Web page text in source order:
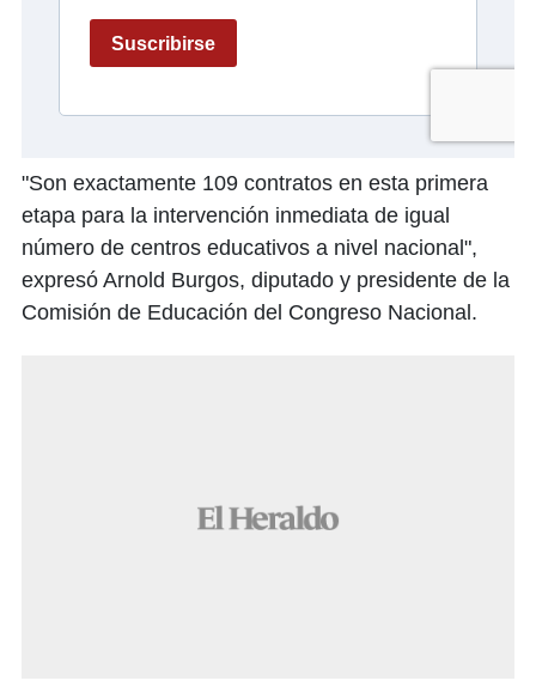
"Son exactamente 109 contratos en esta primera
etapa para la intervención inmediata de igual
número de centros educativos a nivel nacional",
expresó Arnold Burgos, diputado y presidente de la
Comisión de Educación del Congreso Nacional.